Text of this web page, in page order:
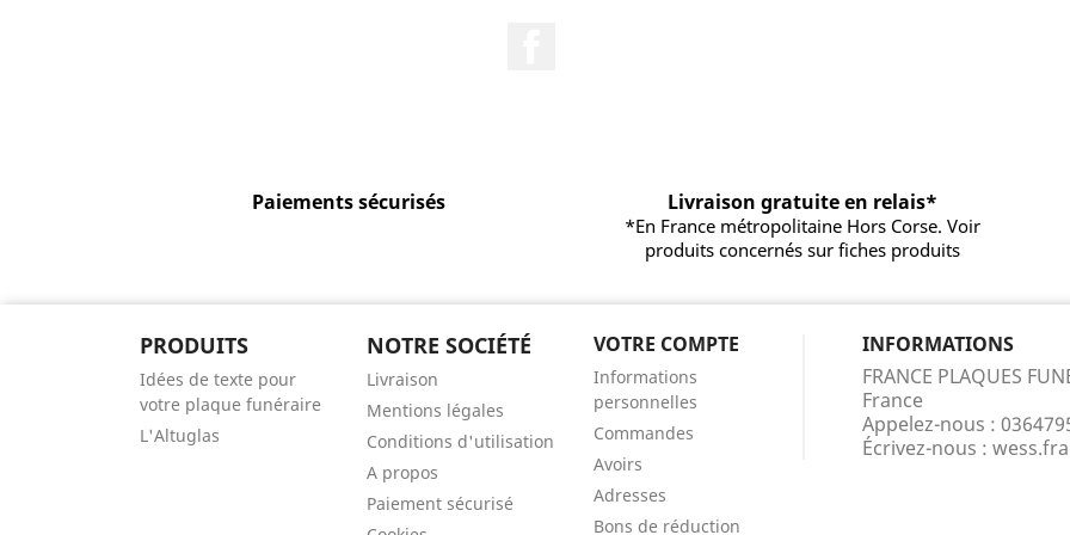
Paiements sécurisés Livraison gratuite en relais*
*En France métropolitaine Hors Corse. Voir
produits concernés sur fiches produits
PRODUITS
Idées de texte pour
votre plaque funéraire
L'Altuglas
NOTRE SOCIÉTÉ
Livraison
Mentions légales
Conditions d'utilisation
A propos
Paiement sécurisé
VOTRE COMPTE
Informations
personnelles
Commandes
Avoirs
Adresses
Bons de réduction
INFORMATIONS
FRANCE PLAQUES
France
Appelez-nous :
Écrivez-nous :